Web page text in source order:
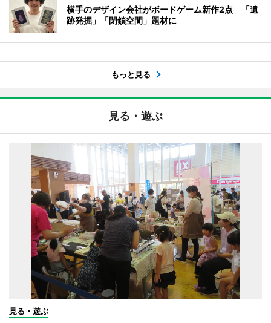
横手のデザイン会社がボードゲーム新作2点 「遺
跡発掘」「閉鎖空間」題材に
もっと見る
見る・遊ぶ
見る・遊ぶ